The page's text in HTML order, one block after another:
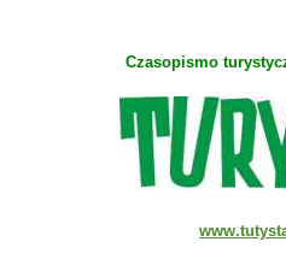
Czasopismo